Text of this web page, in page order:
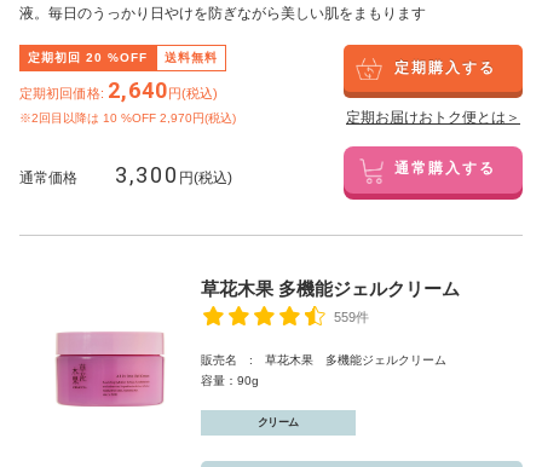
液。毎日のうっかり日やけを防ぎながら美しい肌をまもります
定期初回 20 %OFF 送料無料
定期初回価格: 2,640円(税込)
※2回目以降は 10 %OFF 2,970円(税込)
定期購入する
定期お届けおトク便とは＞
通常価格 3,300 円(税込) 通常購入する
草花木果 多機能ジェルクリーム
559件
販売名 : 草花木果 多機能ジェルクリーム
容量：90g
クリーム